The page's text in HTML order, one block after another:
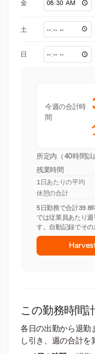
金
土
日
今週の合計時
間
所定内（40時間以
残業時間
1日あたりの平均
休憩の合計
5日勤務で合計39.8
では従業員あたり
す。自動記録でその
この勤務時間
各日の出勤から退勤
し引き、週の合計を